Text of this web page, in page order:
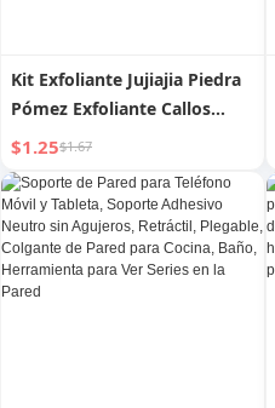
Kit Exfoliante Jujiajia Piedra
Pómez Exfoliante Callos
Cutícula Tabla Doble Cara
para Frotar los Pies
Herramienta para Raspar y
Reparar la Planta del Pie en
Casa
$1.25$1.67